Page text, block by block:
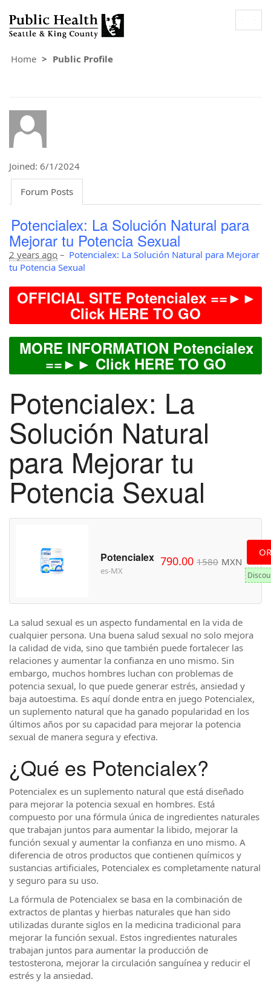
Home Public Profile
Joined: 6/1/2024
Forum Posts
Potencialex: La Solución Natural para
Mejorar tu Potencia Sexual
2 years ago – Potencialex: La Solución Natural para Mejorar
tu Potencia Sexual
OFFICIAL SITE Potencialex ==►►
Click HERE TO GO
MORE INFORMATION Potencialex
==►► Click HERE TO GO
Potencialex: La
Solución Natural
para Mejorar tu
Potencia Sexual
Potencialex
es-MX
790.00 1580 MXN
La salud sexual es un aspecto fundamental en la vida de
cualquier persona. Una buena salud sexual no solo mejora
la calidad de vida, sino que también puede fortalecer las
relaciones y aumentar la confianza en uno mismo. Sin
embargo, muchos hombres luchan con problemas de
potencia sexual, lo que puede generar estrés, ansiedad y
baja autoestima. Es aquí donde entra en juego Potencialex,
un suplemento natural que ha ganado popularidad en los
últimos años por su capacidad para mejorar la potencia
sexual de manera segura y efectiva.
¿Qué es Potencialex?
Potencialex es un suplemento natural que está diseñado
para mejorar la potencia sexual en hombres. Está
compuesto por una fórmula única de ingredientes naturales
que trabajan juntos para aumentar la libido, mejorar la
función sexual y aumentar la confianza en uno mismo. A
diferencia de otros productos que contienen químicos y
sustancias artificiales, Potencialex es completamente natural
y seguro para su uso.
La fórmula de Potencialex se basa en la combinación de
extractos de plantas y hierbas naturales que han sido
utilizadas durante siglos en la medicina tradicional para
mejorar la función sexual. Estos ingredientes naturales
trabajan juntos para aumentar la producción de
testosterona, mejorar la circulación sanguínea y reducir el
estrés y la ansiedad.